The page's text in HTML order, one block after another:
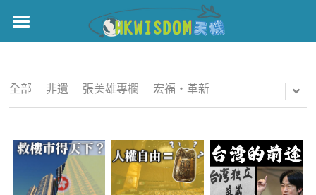
主頁
世界盃
黎智英案
正本清源•黎智英案
宏福火災
全部 非遺 張美雄專欄 宏福‧革新
部落格分類
世界盃
中國
親子